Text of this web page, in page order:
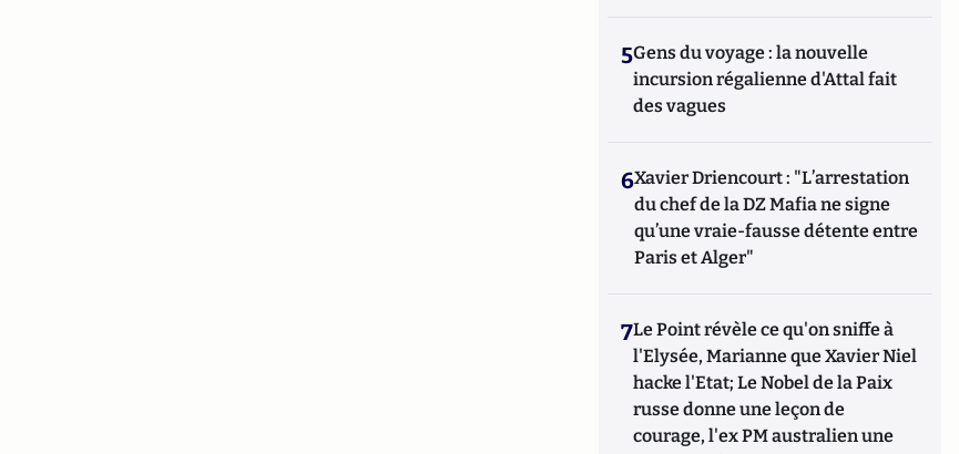
5Gens du voyage : la nouvelle
incursion régalienne d'Attal fait
des vagues
6Xavier Driencourt : "L’arrestation
du chef de la DZ Mafia ne signe
qu’une vraie-fausse détente entre
Paris et Alger"
7Le Point révèle ce qu'on sniffe à
l'Elysée, Marianne que Xavier Niel
hacke l'Etat; Le Nobel de la Paix
russe donne une leçon de
courage, l'ex PM australien une